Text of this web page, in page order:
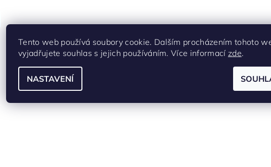
Tento web používá soubory cookie. Dalším procházením tohoto
vyjadřujete souhlas s jejich používáním. Více informací zde.
NASTAVENÍ